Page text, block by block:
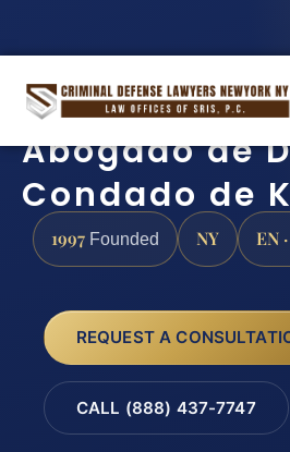
Abogado de
Condado de
1997 Founded NY EN
REQUEST A
CALL (888) 437-7747